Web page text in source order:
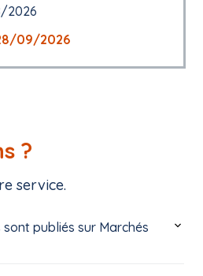
2026
09/2026
?
service.
publiés sur Marchés